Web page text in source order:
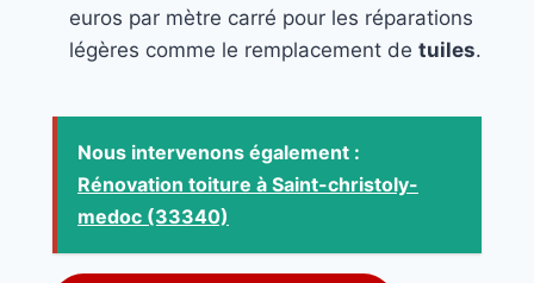
euros par mètre carré pour les réparations
légères comme le remplacement de tuiles.
Nous intervenons également :
Rénovation toiture à Saint-christoly-
medoc (33340)